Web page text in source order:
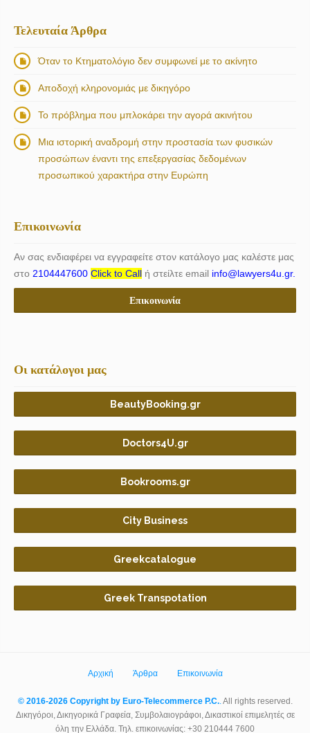
Τελευταία Άρθρα
Όταν το Κτηματολόγιο δεν συμφωνεί με το ακίνητο
Αποδοχή κληρονομιάς με δικηγόρο
Το πρόβλημα που μπλοκάρει την αγορά ακινήτου
Μια ιστορική αναδρομή στην προστασία των φυσικών
προσώπων έναντι της επεξεργασίας δεδομένων
προσωπικού χαρακτήρα στην Ευρώπη
Επικοινωνία
Αν σας ενδιαφέρει να εγγραφείτε στον κατάλογο μας καλέστε μας
στο 2104447600 Click to Call ή στείλτε email info@lawyers4u.gr.
Επικοινωνία
Οι κατάλογοι μας
BeautyBooking.gr
Doctors4U.gr
Bookrooms.gr
City Business
Greekcatalogue
Greek Transpotation
Αρχική Άρθρα Επικοινωνία
© 2016-2026 Copyright by Euro-Telecommerce P.C.. All rights reserved.
Δικηγόροι, Δικηγορικά Γραφεία, Συμβολαιογράφοι, Δικαστικοί επιμελητές σε
όλη την Ελλάδα. Τηλ. επικοινωνίας: +30 210444 7600